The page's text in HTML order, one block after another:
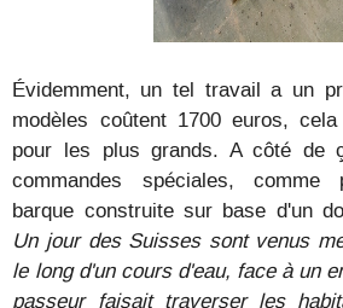
Évidemment, un tel travail a un
modèles coûtent 1700 euros,
pour les plus grands. A côté
commandes spéciales,
barque construite sur base d'un
Un jour des Suisses sont venus
le long d'un cours d'eau, face à un
passeur faisait traverser les